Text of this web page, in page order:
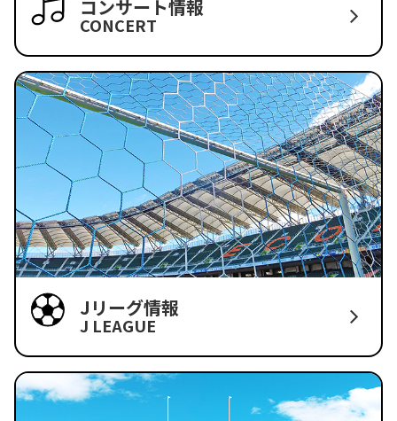
コンサート情報
CONCERT
Jリーグ情報
J LEAGUE